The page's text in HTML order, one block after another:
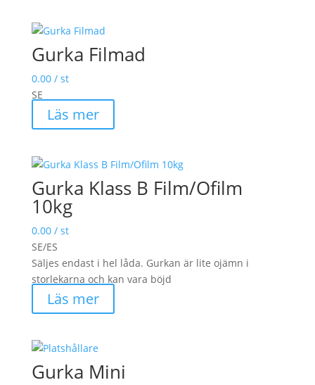
Gurka Filmad
0.00/ st
SE
Läs mer
Gurka Klass B Film/Ofilm
10kg
0.00/ st
SE/ES
Säljes endast i hel låda. Gurkan är lite ojämn i
storlekarna och kan vara böjd
Läs mer
Gurka Mini